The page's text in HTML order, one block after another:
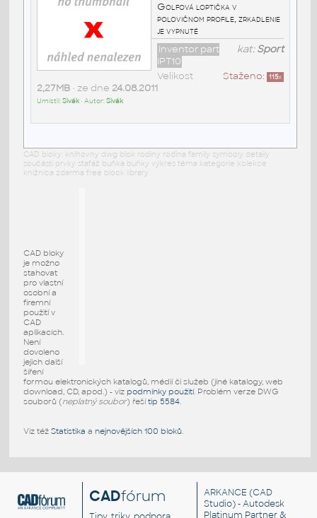
Golfová loptička v
polovičnom profile, zrkadlenie
je vypnuté
kat:Sport
Inventor part
IPT10
Staženo: 115x
Velikost
2,27MB• ze dne 24.08.2011
Umístil:Sivák• Autor:Sivák
CAD bloky: knihovny dwg blok rodiny rodina family symboly detaily
součásti prvky stafáž buňka buňky výkres téma kategorie kolekce
knižnica zdarma free block library
CAD bloky
je možno
stahovat
pro vlastní
osobní a
firemní
použití v
CAD
aplikacích.
Není
dovoleno
jejich další
šíření
formou elektronických katalogů, médií či služeb (jiné katalogy, web
download, CD, apod.) - viz podmínky použití. Problém verze DWG
souborů (neplatný soubor) řešítip 5584.
Viz též Statistika a nejnovějších 100 bloků.
CADfórum ARKANCE (CAD
Studio) - Autodesk
Platinum Partner &